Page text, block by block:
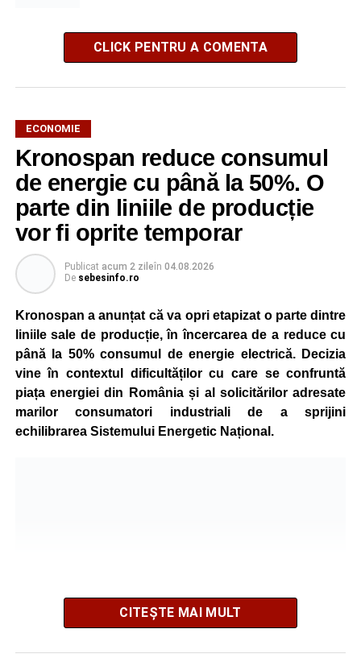
CLICK PENTRU A COMENTA
ECONOMIE
Kronospan reduce consumul
de energie cu până la 50%. O
parte din liniile de producție
vor fi oprite temporar
Publicat acum 2 zileîn 04.08.2026
De sebesinfo.ro
Kronospan a anunțat că va opri etapizat o parte dintre
liniile sale de producție, în încercarea de a reduce cu
până la 50% consumul de energie electrică. Decizia
vine în contextul dificultăților cu care se confruntă
piața energiei din România și al solicitărilor adresate
marilor consumatori industriali de a sprijini
echilibrarea Sistemului Energetic Național.
CITEȘTE MAI MULT